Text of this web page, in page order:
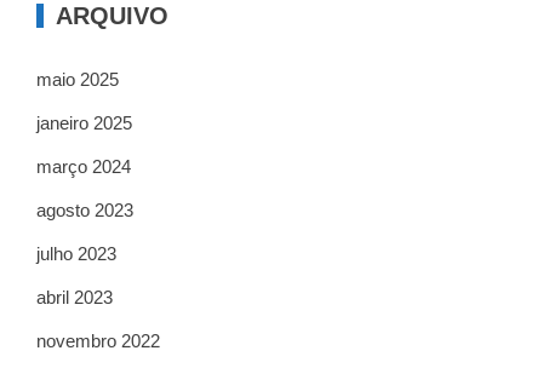
ARQUIVO
maio 2025
janeiro 2025
março 2024
agosto 2023
julho 2023
abril 2023
novembro 2022